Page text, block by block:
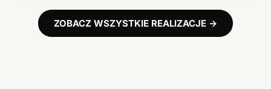
ZOBACZ WSZYSTKIE REALIZACJE →